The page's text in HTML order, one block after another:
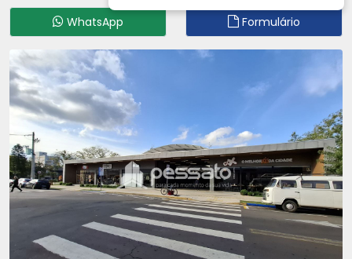
WhatsApp Formulário